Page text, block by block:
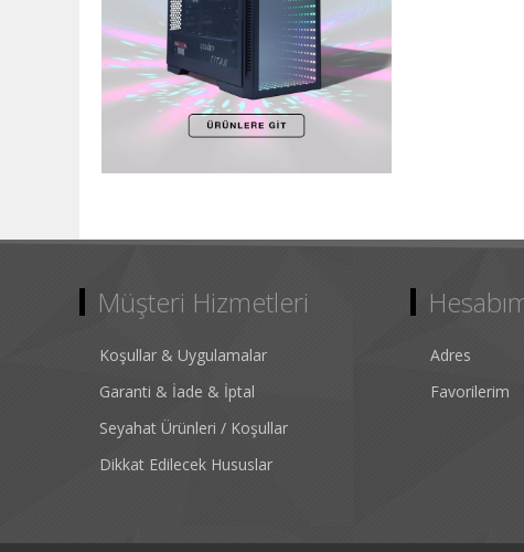
Müşteri Hizmetleri
Koşullar & Uygulamalar
Garanti & İade & İptal
Seyahat Ürünleri / Koşullar
Dikkat Edilecek Hususlar
Adres
Favorilerim